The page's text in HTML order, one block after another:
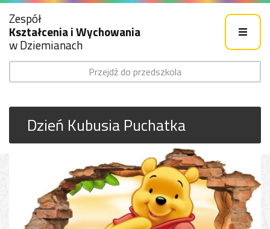
Zespół
Kształcenia i Wychowania
w Dziemianach
Przejdź do przedszkola
Dzień Kubusia Puchatka